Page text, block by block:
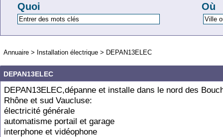
Quoi Où
Annuaire > Installation électrique > DEPAN13ELEC
DEPAN13ELEC
DEPAN13ELEC,dépanne et installe dans le nord des
Rhône et sud Vaucluse:
électricité générale
automatisme portail et garage
interphone et vidéophone